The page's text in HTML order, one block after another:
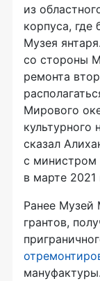
из
корпуса, где
Музея
со стороны
ремонта
Мирового
культурного
сказал
с министром
в марте 2021
Ранее Музей
грантов,